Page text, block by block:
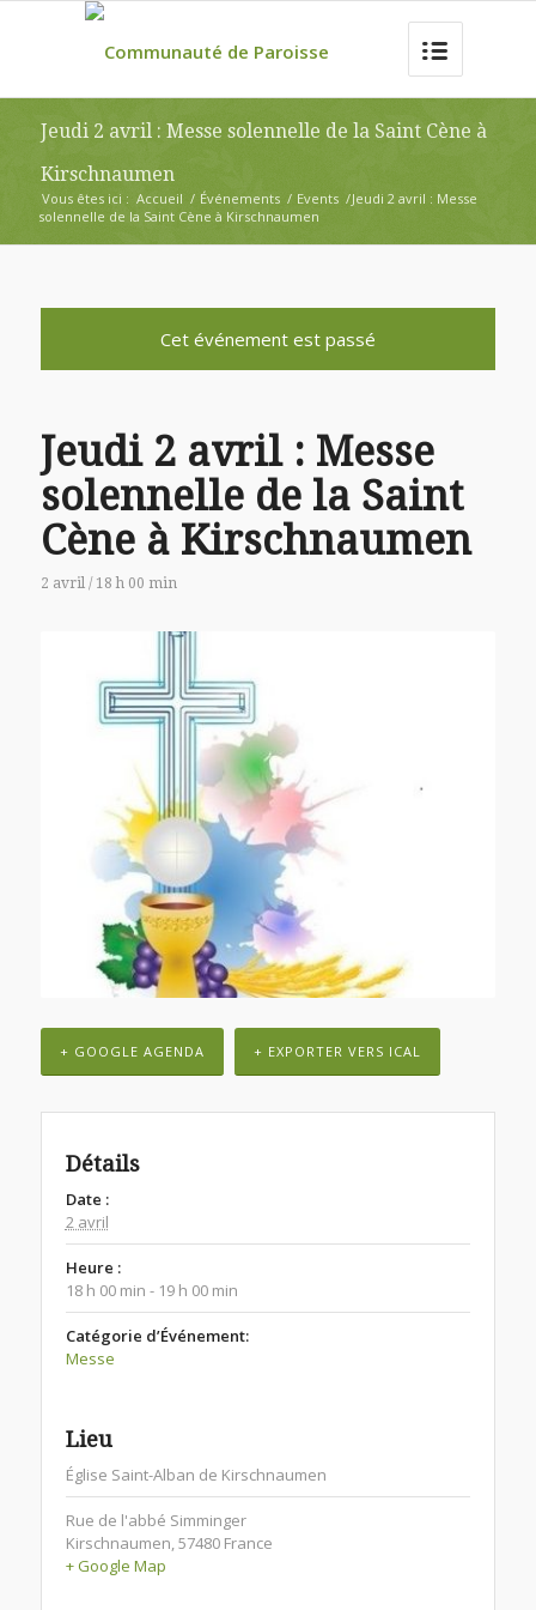
Jeudi 2 avril : Messe solennelle de la Saint Cène à
Kirschnaumen
Vous êtes ici : Accueil / Événements / Events /Jeudi 2 avril : Messe
solennelle de la Saint Cène à Kirschnaumen
Cet événement est passé
Jeudi 2 avril : Messe
solennelle de la Saint
Cène à Kirschnaumen
2 avril / 18 h 00 min
+ GOOGLE AGENDA + EXPORTER VERS ICAL
Détails
Date :
2 avril
Heure :
18 h 00 min - 19 h 00 min
Catégorie d’Événement:
Messe
Lieu
Église Saint-Alban de Kirschnaumen
Rue de l'abbé Simminger
Kirschnaumen,57480 France
+ Google Map